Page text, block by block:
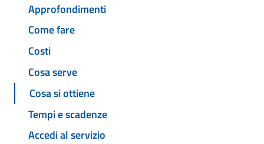
Approfondimenti
Come fare
Costi
Cosa serve
Cosa si ottiene
Tempi e scadenze
Accedi al servizio